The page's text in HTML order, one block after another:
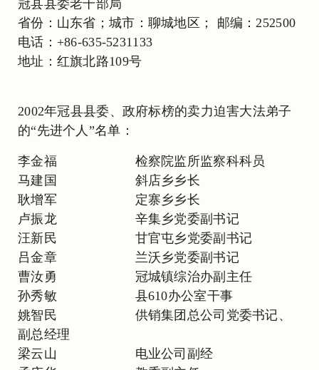
冠县县委老干部局
省份：山东省；城市：聊城地区； 邮编：252500
电话：+86-635-5231133
地址：红旗北路109号
2002年冠县县委、政府标榜的卖力迫害大法弟子
的“先进个人”名单：
李金福 检察院监所监察科科员
马建国 斜店乡乡长
耿增军 定寨乡乡长
卢振龙 辛集乡党委副书记
汪新民 甘官屯乡党委副书记
吕金章 兰沃乡党委副书记
曹汝勇 冠城镇综治办副主任
孙秀敏 县610办公室干事
姚智民 供销集团总公司党委书记、
副总经理
梁云山 电业公司副经